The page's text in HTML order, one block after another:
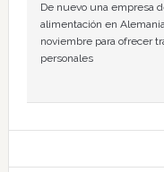
De nuevo una empresa
alimentación en
noviembre para ofrecer
personales